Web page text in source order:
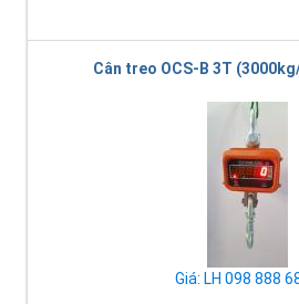
Cân treo OCS-B 3T
Giá: LH 098 888